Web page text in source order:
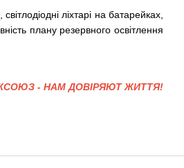
ліхтарі на батарейках,
плану резервного освітлення
- НАМ ДОВІРЯЮТ ЖИТТЯ!